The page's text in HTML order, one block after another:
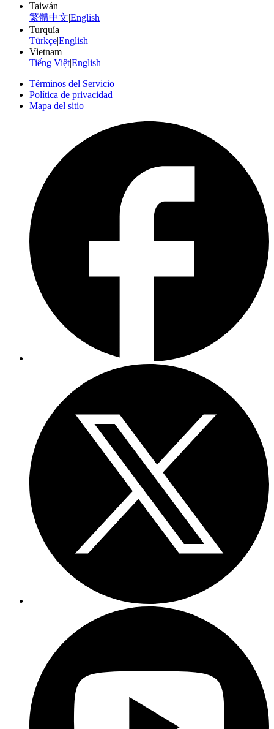
Taiwán
繁體中文|English
Turquía
Türkçe|English
Vietnam
Tiếng Việt|English
Términos del Servicio
Política de privacidad
Mapa del sitio